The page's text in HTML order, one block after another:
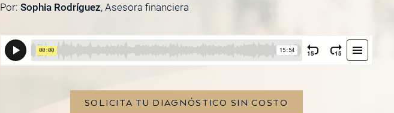
Por: Sophia Rodríguez, Asesora financiera
SOLICITA TU DIAGNÓSTICO SIN COSTO